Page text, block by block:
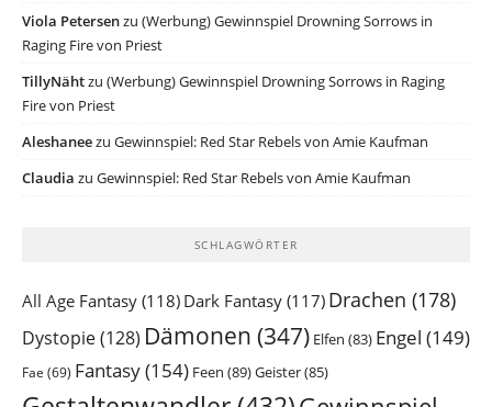
Viola Petersenzu (Werbung) Gewinnspiel Drowning Sorrows in
Raging Fire von Priest
TillyNähtzu (Werbung) Gewinnspiel Drowning Sorrows in Raging
Fire von Priest
Aleshaneezu Gewinnspiel: Red Star Rebels von Amie Kaufman
Claudia zu Gewinnspiel: Red Star Rebels von Amie Kaufman
SCHLAGWÖRTER
All Age Fantasy (118) Dark Fantasy (117) Drachen (178)
Dystopie(128) Dämonen (347) Elfen (83) Engel (149)
Fae (69) Fantasy(154) Feen (89)Geister(85)